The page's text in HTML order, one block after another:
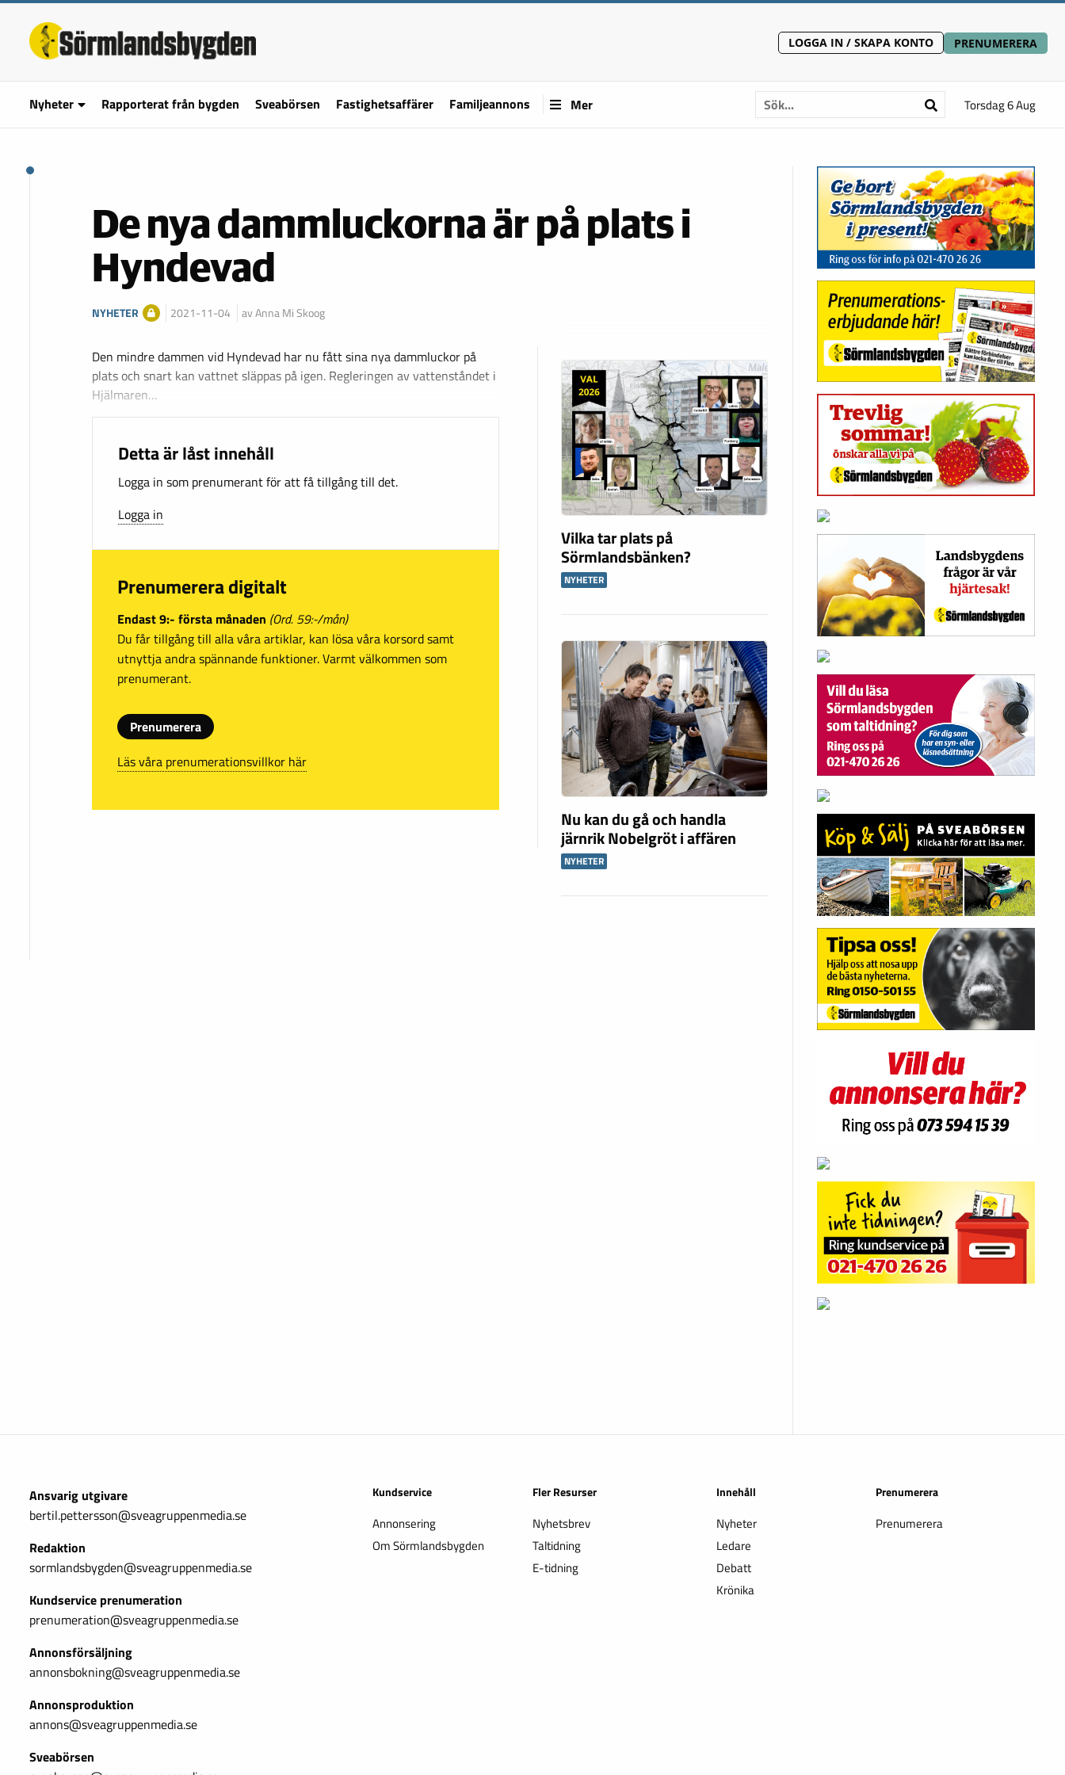
LOGGA IN / SKAPA KONTO PRENUMERERA
Nyheter Rapporterat från bygden Sveabörsen Fastighetsaffärer Familjeannons Mer Torsdag 6 Aug
De nya dammluckorna är på plats i
Hyndevad
NYHETER 2021-11-04 av Anna Mi Skoog
Den mindre dammen vid Hyndevad har nu fått sina nya dammluckor på
plats och snart kan vattnet släppas på igen. Regleringen av vattenståndet i
Hjälmaren…
Detta är låst innehåll
Logga in som prenumerant för att få tillgång till det.
Logga in
Prenumerera digitalt
Endast 9:- första månaden (Ord. 59:-/mån)
Du får tillgång till alla våra artiklar, kan lösa våra korsord samt
utnyttja andra spännande funktioner. Varmt välkommen som
prenumerant.
Prenumerera
Läs våra prenumerationsvillkor här
Vilka tar plats på
Sörmlandsbänken?
NYHETER
Nu kan du gå och handla
järnrik Nobelgröt i affären
NYHETER
Ansvarig utgivare
bertil.pettersson@sveagruppenmedia.se
Redaktion
sormlandsbygden@sveagruppenmedia.se
Kundservice prenumeration
prenumeration@sveagruppenmedia.se
Annonsförsäljning
annonsbokning@sveagruppenmedia.se
Annonsproduktion
annons@sveagruppenmedia.se
Sveabörsen
Kundservice
Annonsering
Om Sörmlandsbygden
Fler Resurser
Nyhetsbrev
Taltidning
E-tidning
Innehåll
Nyheter
Ledare
Debatt
Krönika
Prenumerera
Prenumerera